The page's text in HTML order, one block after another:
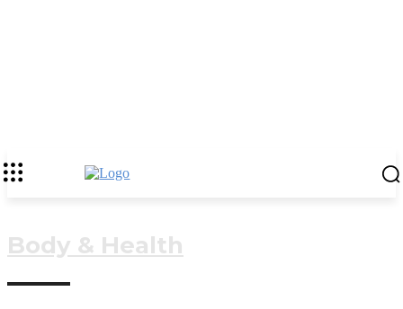
Body & Health